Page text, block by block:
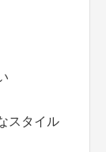
スタイル